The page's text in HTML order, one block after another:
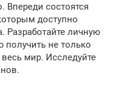
Впереди состоятся
доступно
Разработайте личную
получить не только
мир. Исследуйте